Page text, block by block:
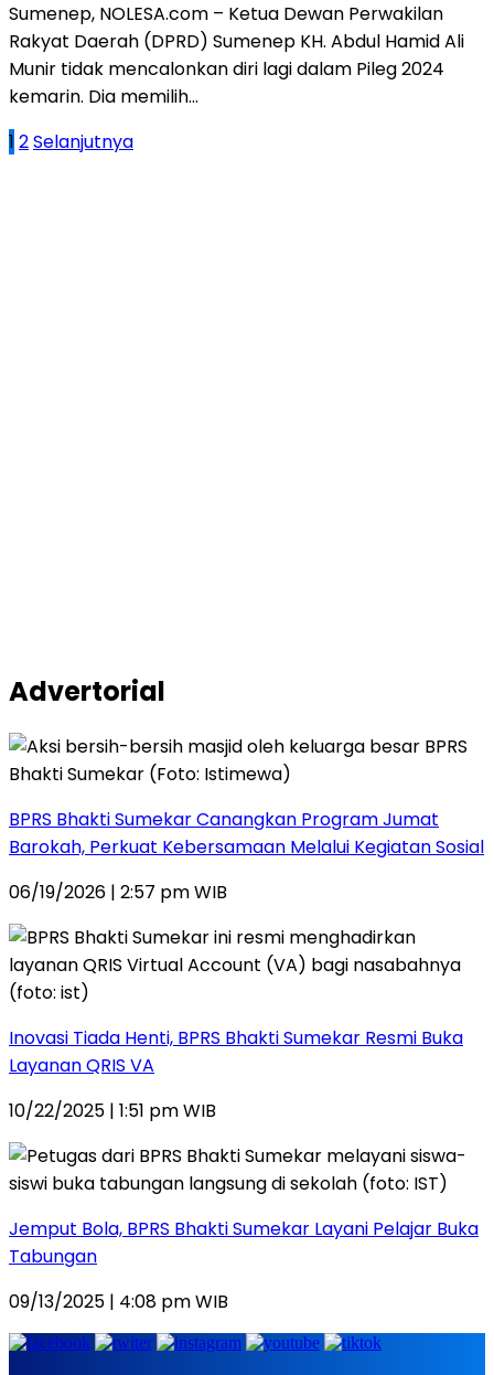
Sumenep, NOLESA.com – Ketua Dewan Perwakilan
Rakyat Daerah (DPRD) Sumenep KH. Abdul Hamid Ali
Munir tidak mencalonkan diri lagi dalam Pileg 2024
kemarin. Dia memilih…
Paginasi
1 2Selanjutnya
Advertorial
BPRS Bhakti Sumekar Canangkan Program Jumat
Barokah, Perkuat Kebersamaan Melalui Kegiatan Sosial
06/19/2026 | 2:57 pm WIB
Inovasi Tiada Henti, BPRS Bhakti Sumekar Resmi Buka
Layanan QRIS VA
10/22/2025 | 1:51 pm WIB
Jemput Bola, BPRS Bhakti Sumekar Layani Pelajar Buka
Tabungan
09/13/2025 | 4:08 pm WIB